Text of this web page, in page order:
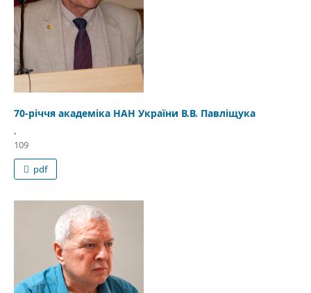
70-річчя академіка НАН України В.В. Павліщука
.
109
pdf